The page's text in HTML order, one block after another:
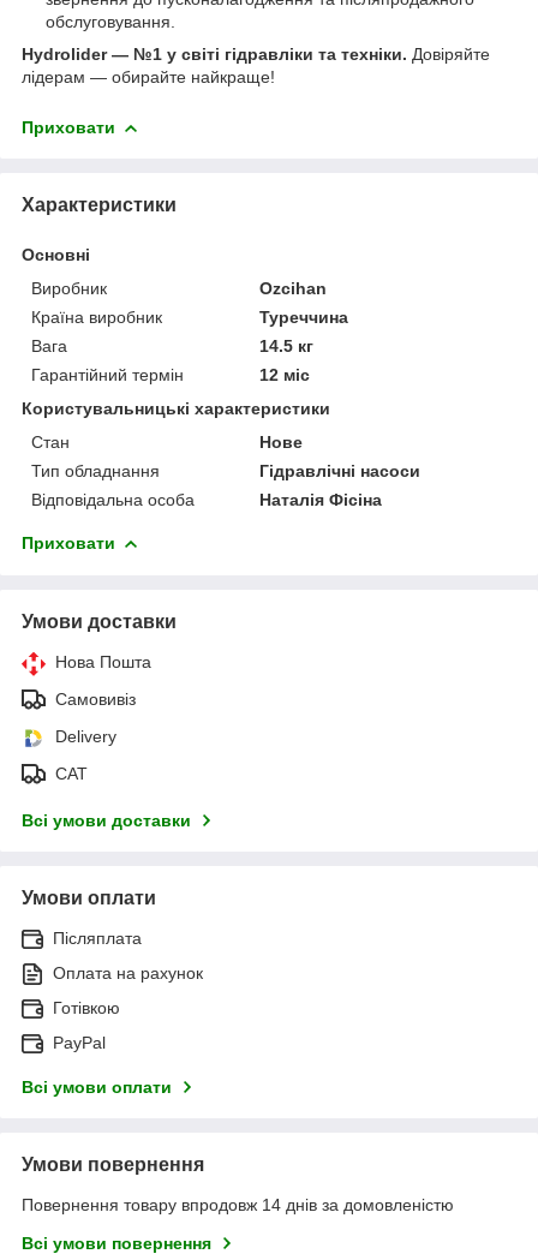
обслуговування.
Hydrolider — №1 у світі гідравліки та техніки. Довіряйте
лідерам — обирайте найкраще!
Приховати
Характеристики
Основні
Виробник
Ozcihan
Країна виробник
Туреччина
Вага
14.5 кг
Гарантійний термін
12 міс
Користувальницькі характеристики
Стан
Нове
Тип обладнання
Гідравлічні насоси
Відповідальна особа
Наталія Фісіна
Приховати
Умови доставки
Нова Пошта
Самовивіз
Delivery
САТ
Всі умови доставки
Умови оплати
Післяплата
Оплата на рахунок
Готівкою
PayPal
Всі умови оплати
Умови повернення
Повернення товару впродовж 14 днів за домовленістю
Всі умови повернення